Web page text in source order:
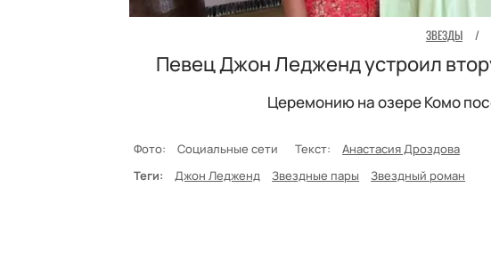
ЗВЕЗДЫ /
Певец Джон Ледженд устроил
Церемонию на озере Комо
Фото: Социальные сети Текст: Анастасия Дроздова
Теги:
Джон Ледженд Звездные пары Звездный роман